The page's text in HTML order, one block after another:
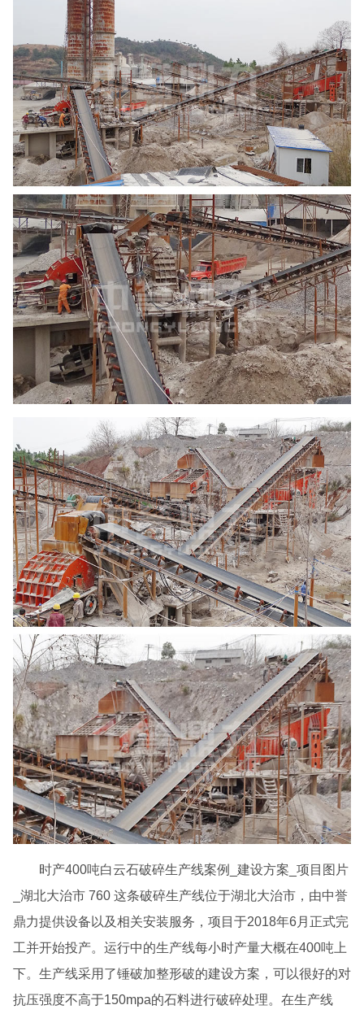
时产400吨白云石破碎生产线案例_建设方案_项目图片
_湖北大治市 760 这条破碎生产线位于湖北大治市，由中誉
鼎力提供设备以及相关安装服务，项目于2018年6月正式完
工并开始投产。运行中的生产线每小时产量大概在400吨上
下。生产线采用了锤破加整形破的建设方案，可以很好的对
抗压强度不高于150mpa的石料进行破碎处理。在生产线